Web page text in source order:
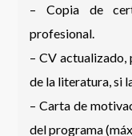
– Copia de
profesional.
– CV actualizado,
de la literatura, si
– Carta de
del programa